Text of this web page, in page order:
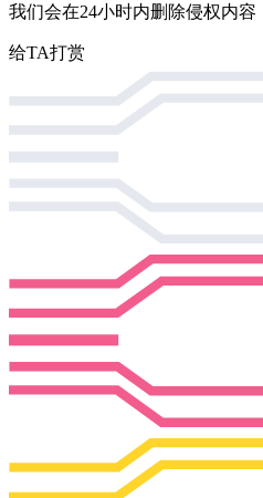
我们会在24小时内删除侵权内容
给TA打赏